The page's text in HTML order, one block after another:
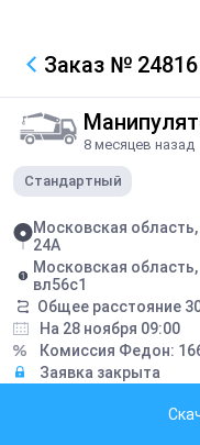
Заказ № 24816
8 месяцев назад
Стандартный
Московская
24А
Московская
вл56с1
Общее расстояние
На 28 ноября 09:00
Комиссия Федон:
Заявка закрыта